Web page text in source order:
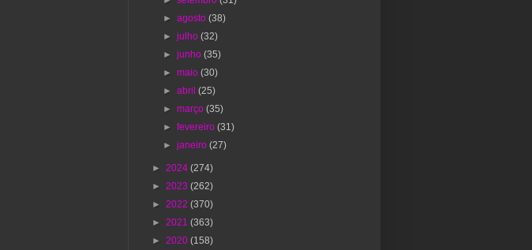
►agosto(38)
►julho(32)
►junho(35)
►maio(30)
►abril(25)
►março(35)
►fevereiro(31)
►janeiro(27)
► 2024 (274)
► 2023 (262)
► 2022 (370)
► 2021 (363)
► 2020 (158)